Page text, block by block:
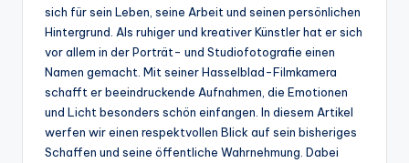
sich für sein Leben, seine Arbeit und seinen persönlichen
Hintergrund. Als ruhiger und kreativer Künstler hat er sich
vor allem in der Porträt- und Studiofotografie einen
Namen gemacht. Mit seiner Hasselblad-Filmkamera
schafft er beeindruckende Aufnahmen, die Emotionen
und Licht besonders schön einfangen. In diesem Artikel
werfen wir einen respektvollen Blick auf sein bisheriges
Schaffen und seine öffentliche Wahrnehmung. Dabei